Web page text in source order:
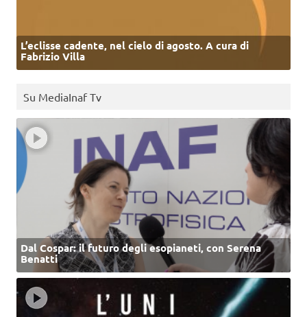
L’eclisse cadente, nel cielo di agosto. A cura di
Fabrizio Villa
Su MediaInaf Tv
Dal Cospar: il futuro degli esopianeti, con Serena
Benatti